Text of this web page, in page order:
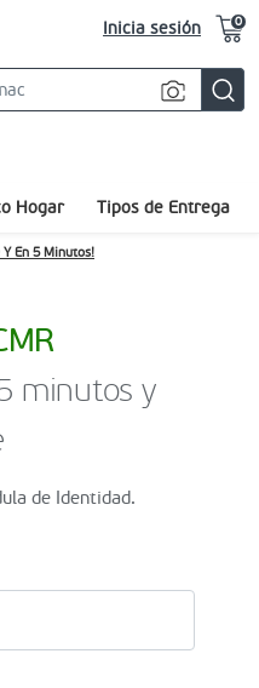
Inicia sesión 0
Hogar Tipos de Entrega
Y En 5 Minutos!
minutos y
de Identidad.